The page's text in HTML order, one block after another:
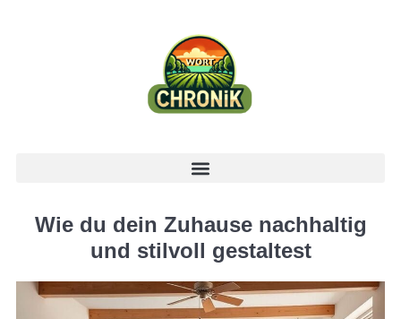
Wie du dein Zuhause nachhaltig
und stilvoll gestaltest